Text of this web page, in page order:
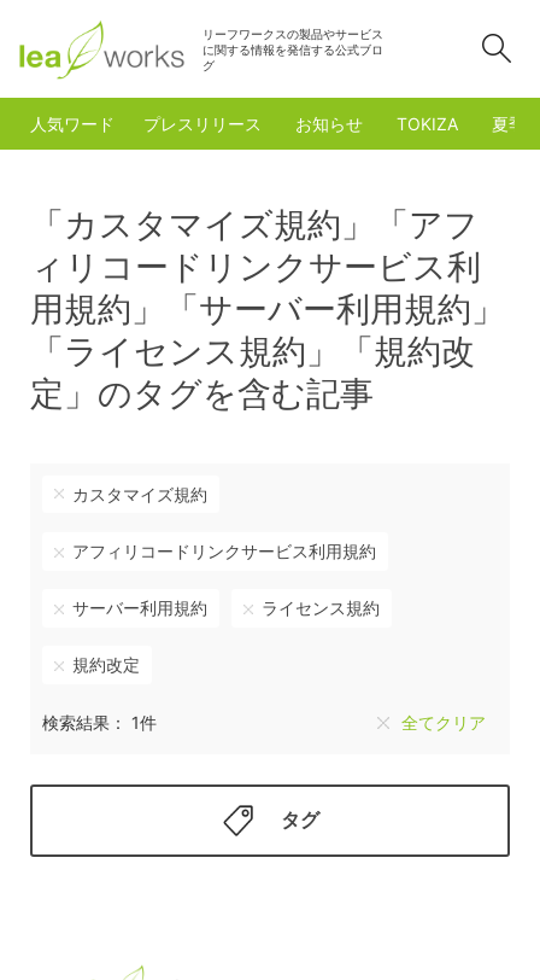
リーフワークスの製品やサービス
に関する情報を発信する公式ブロ
グ
人気ワード プレスリリース お知らせ TOKIZA 夏季
「カスタマイズ規約」「アフ
ィリコードリンクサービス利
用規約」「サーバー利用規約」
「ライセンス規約」「規約改
定」のタグを含む記事
カスタマイズ規約
アフィリコードリンクサービス利用規約
サーバー利用規約 ライセンス規約
規約改定
検索結果： 1件 全てクリア
タグ